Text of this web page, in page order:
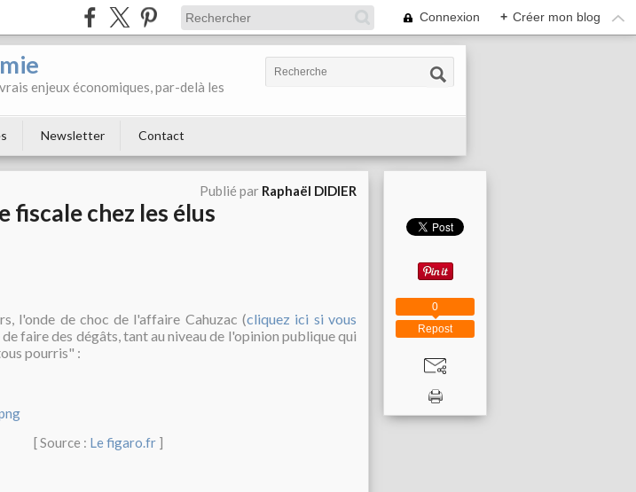
Connexion + Créer mon blog
enjeux économiques, par-delà les
Newsletter Contact
Publié par Raphaël DIDIER
fiscale chez les élus
l'onde de choc de l'affaire Cahuzac (cliquez ici si vous
de faire des dégâts, tant au niveau de l'opinion publique qui
pourris" :
[ Source : Le figaro.fr ]
Repost
0